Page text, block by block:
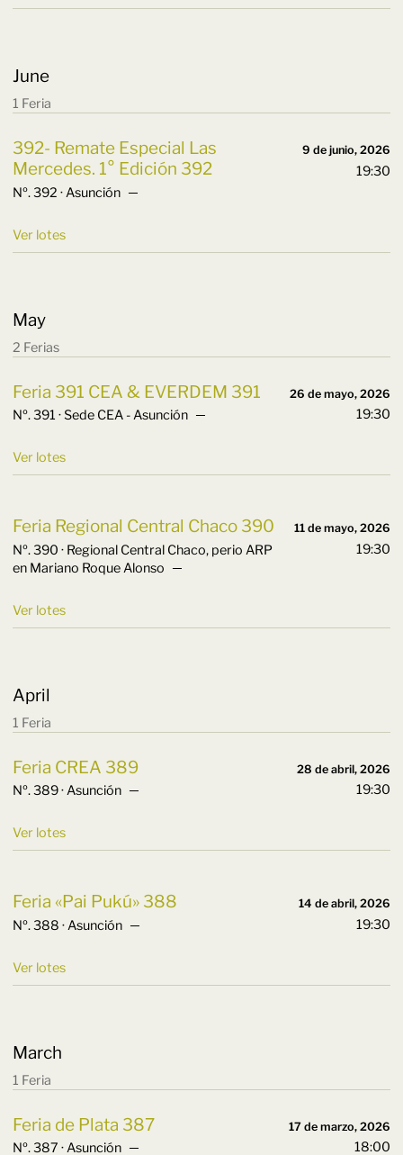
June
1 Feria
392- Remate Especial Las
Mercedes. 1° Edición 392
Nº. 392 · Asunción ─
Ver lotes
9 de junio, 2026
19:30
May
2 Ferias
Feria 391 CEA & EVERDEM 391
Nº. 391 · Sede CEA - Asunción ─
Ver lotes
26 de mayo, 2026
19:30
Feria Regional Central Chaco 390
Nº. 390 · Regional Central Chaco, perio ARP
en Mariano Roque Alonso ─
Ver lotes
11 de mayo, 2026
19:30
April
1 Feria
Feria CREA 389
Nº. 389 · Asunción ─
Ver lotes
28 de abril, 2026
19:30
Feria «Pai Pukú» 388
Nº. 388 · Asunción ─
Ver lotes
14 de abril, 2026
19:30
March
1 Feria
Feria de Plata 387
Nº. 387 · Asunción ─
17 de marzo, 2026
18:00